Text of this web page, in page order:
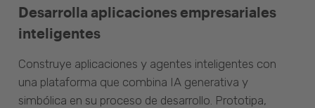
Desarrolla aplicaciones empresariales
inteligentes
Construye aplicaciones y agentes inteligentes con
una plataforma que combina IA generativa y
simbólica en su proceso de desarrollo. Prototipa,